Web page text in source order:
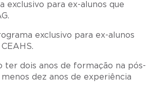
exclusivo para ex-alunos que
exclusivo para ex-alunos
ter dois anos de formação na pós-
dez anos de experiência